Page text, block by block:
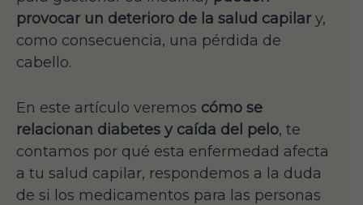
provocar un deterioro de la salud capilary,
como consecuencia, una pérdida de
cabello.
En este artículo veremos cómo se
relacionan diabetes y caída del pelo, te
contamos por qué esta enfermedad afecta
a tu salud capilar, respondemos a la duda
de si los medicamentos para las personas